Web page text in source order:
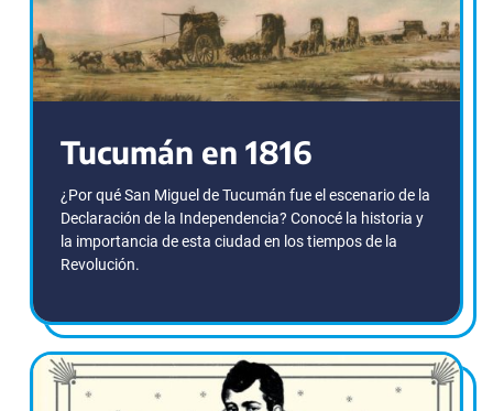
Tucumán en 1816
¿Por qué San Miguel de Tucumán fue el escenario de la
Declaración de la Independencia? Conocé la historia y
la importancia de esta ciudad en los tiempos de la
Revolución.